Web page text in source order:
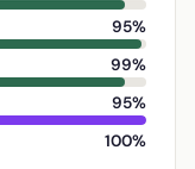
95%
99%
95%
100%